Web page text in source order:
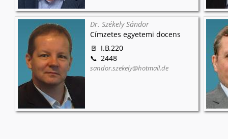
Dr. Székely Sándor
Címzetes egyetemi docens
I.B.220
2448
sandor.szekely@hotmail.de